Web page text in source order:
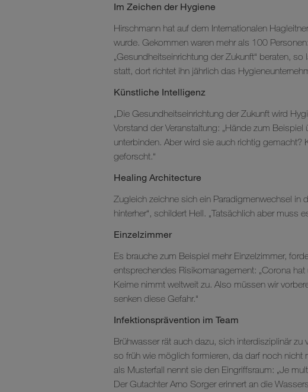
Im Zeichen der Hygiene
Hirschmann hat auf dem Internationalen
wurde. Gekommen waren mehr als 100
„Gesundheitseinrichtung der Zukunft“ beraten,
statt, dort richtet ihn jährlich das
Künstliche Intelligenz
„Die Gesundheitseinrichtung der Zukunft wird
Vorstand der Veranstaltung: „Hände zum
unterbinden. Aber wird sie auch richtig gemacht?
geforscht.“
Healing Architecture
Zugleich zeichne sich ein Paradigmenwechsel in
hinterher“, schildert Hell. „Tatsächlich aber muss
Einzelzimmer
Es brauche zum Beispiel mehr Einzelzimmer,
entsprechendes Risikomanagement: „Corona
Keime nimmt weltweit zu. Also müssen wir
senken diese Gefahr.“
Infektionsprävention im Team
Brühwasser rät auch dazu, sich interdisziplinär
so früh wie möglich formieren, da darf noch nicht
als Musterfall nennt sie den Eingriffsraum: „Je
Der Gutachter Arno Sorger erinnert an die